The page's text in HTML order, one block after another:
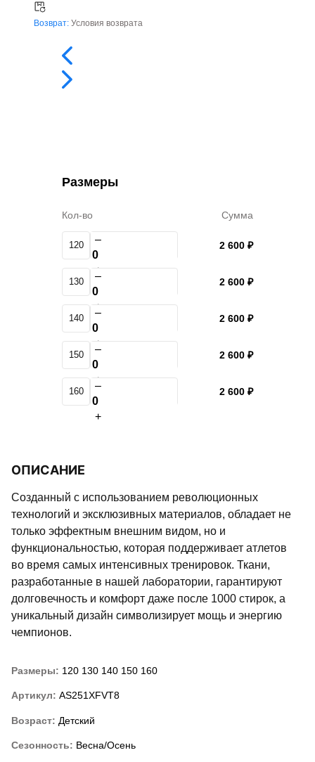
Размеры
Кол-во Сумма
120 –
+
2 600 ₽
130 –
+
2 600 ₽
140 –
+
2 600 ₽
150 –
+
2 600 ₽
160 –
+
2 600 ₽
Возврат: Условия возврата
ОПИСАНИЕ
Созданный с использованием революционных
технологий и эксклюзивных материалов, обладает не
только эффектным внешним видом, но и
функциональностью, которая поддерживает атлетов
во время самых интенсивных тренировок. Ткани,
разработанные в нашей лаборатории, гарантируют
долговечность и комфорт даже после 1000 стирок, а
уникальный дизайн символизирует мощь и энергию
чемпионов.
Размеры: 120 130 140 150 160
Артикул: AS251XFVT8
Возраст: Детский
Сезонность: Весна/Осень